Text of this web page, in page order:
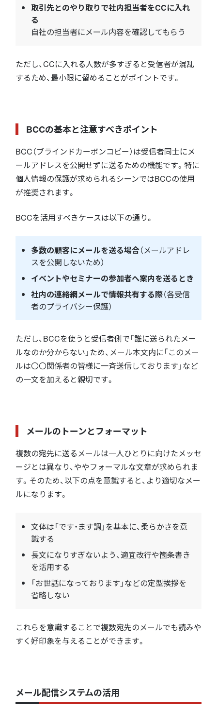
取引先とのやり取りで社内担当者をCCに入れ
る
自社の担当者にメール内容を確認してもらう
ただし、CCに入れる人数が多すぎると受信者が混乱
するため、最小限に留めることがポイントです。
BCCの基本と注意すべきポイント
BCC（ブラインドカーボンコピー）は受信者同士にメ
ールアドレスを公開せずに送るための機能です。特に
個人情報の保護が求められるシーンではBCCの使用
が推奨されます。
BCCを活用すべきケースは以下の通り。
多数の顧客にメールを送る場合（メールアドレ
スを公開しないため）
イベントやセミナーの参加者へ案内を送るとき
社内の連絡網メールで情報共有する際（各受信
者のプライバシー保護）
ただし、BCCを使うと受信者側で「誰に送られたメー
ルなのか分からない」ため、メール本文内に「このメー
ルは〇〇関係者の皆様に一斉送信しております」など
の一文を加えると親切です。
メールのトーンとフォーマット
複数の宛先に送るメールは一人ひとりに向けたメッセ
ージとは異なり、ややフォーマルな文章が求められま
す。そのため、以下の点を意識すると、より適切なメー
ルになります。
文体は「です・ます調」を基本に、柔らかさを意
識する
長文になりすぎないよう、適宜改行や箇条書き
を活用する
「お世話になっております」などの定型挨拶を
省略しない
これらを意識することで複数宛先のメールでも読みや
すく好印象を与えることができます。
メール配信システムの活用